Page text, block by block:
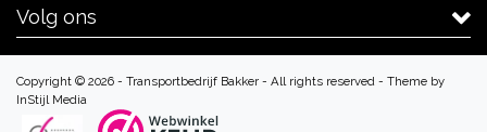
Volg ons
Copyright © 2026 - Transportbedrijf Bakker - All rights reserved - Theme by
InStijl Media